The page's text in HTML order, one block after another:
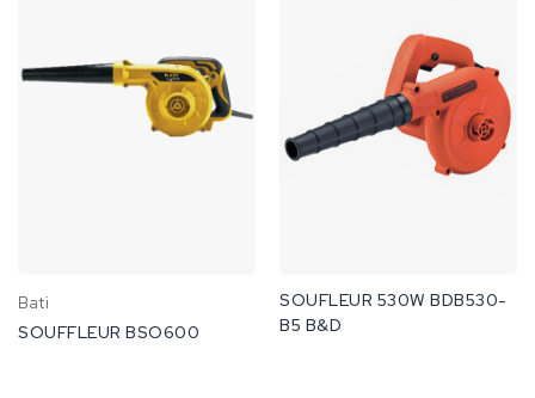
Bati
SOUFFLEUR BSO600
SOUFLEUR 530W BDB530-
B5 B&D